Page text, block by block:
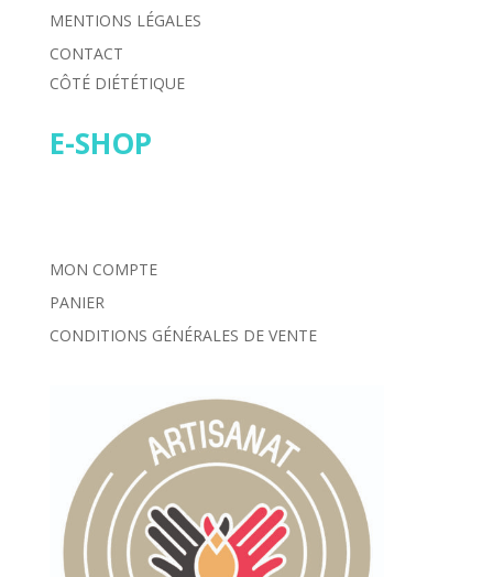
MENTIONS LÉGALES
CONTACT
CÔTÉ DIÉTÉTIQUE
E-SHOP
MON COMPTE
PANIER
CONDITIONS GÉNÉRALES DE VENTE